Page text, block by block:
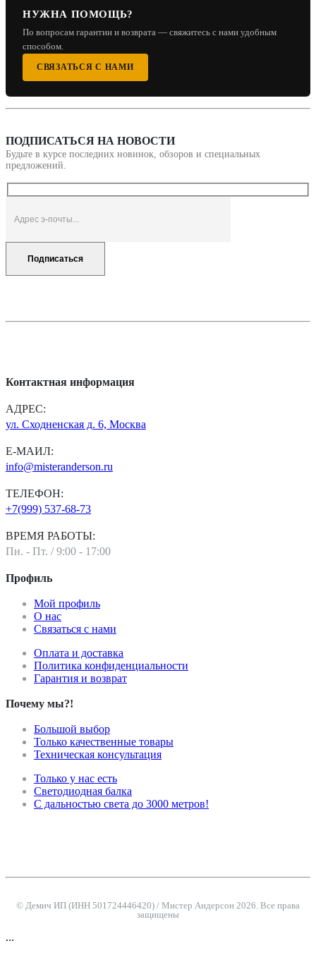
НУЖНА ПОМОЩЬ?
По вопросам гарантии и возврата — свяжитесь с нами удобным
способом.
СВЯЗАТЬСЯ С НАМИ
ПОДПИСАТЬСЯ НА НОВОСТИ
Будьте в курсе последних новинок, обзоров и специальных
предложений.
Контактная информация
АДРЕС:
ул. Сходненская д. 6, Москва
Е-МАИЛ:
info@misteranderson.ru
ТЕЛЕФОН:
+7(999) 537-68-73
ВРЕМЯ РАБОТЫ:
Пн. - Пт. / 9:00 - 17:00
Профиль
Мой профиль
О нас
Связаться с нами
Оплата и доставка
Политика конфиденциальности
Гарантия и возврат
Почему мы?!
Большой выбор
Только качественные товары
Техническая консультация
Только у нас есть
Светодиодная балка
С дальностью света до 3000 метров!
© Демич ИП (ИНН 501724446420) / Мистер Андерсон 2026. Все права
защищены
...